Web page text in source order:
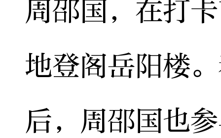
周邵国，在打
地登阁岳阳楼
后，周邵国也